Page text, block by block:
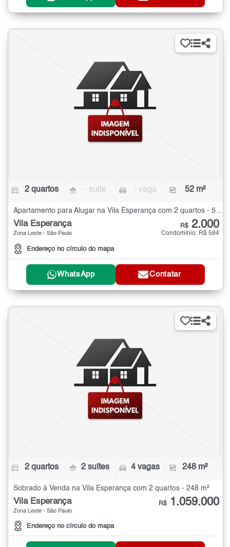
2 quartos - suíte - vaga 52 m²
Apartamento para Alugar na Vila Esperança com 2 quartos - 52 m²
Vila Esperança
Zona Leste - São Paulo
Endereço no círculo do mapa
R$ 2.000
Condomínio: R$ 594
WhatsApp Contatar
2 quartos 2 suítes 4 vagas 248 m²
Sobrado à Venda na Vila Esperança com 2 quartos - 248 m²
Vila Esperança
Zona Leste - São Paulo
Endereço no círculo do mapa
R$ 1.059.000